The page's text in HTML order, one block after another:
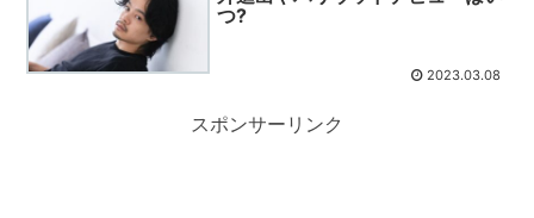
つ?
2023.03.08
スポンサーリンク